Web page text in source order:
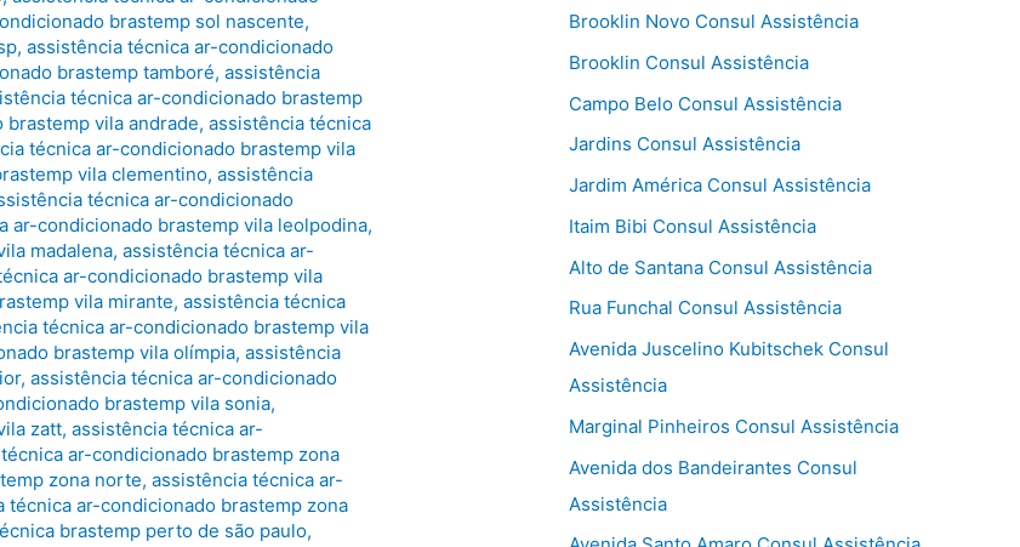
brastemp sol nascente,
,assistência técnica ar-condicionado
brastemp tamboré,assistência
técnica ar-condicionado brastemp
vila andrade,assistência técnica
técnica ar-condicionado brastemp vila
vila clementino,assistência
técnica ar-condicionado
ar-condicionado brastemp vila leolpodina,
madalena,assistência técnica ar-
ar-condicionado brastemp vila
vila mirante,assistência técnica
técnica ar-condicionado brastemp vila
brastemp vila olímpia,assistência
,assistência técnica ar-condicionado
brastemp vila sonia,
zatt,assistência técnica ar-
ar-condicionado brastemp zona
zona norte,assistência técnica ar-
técnica ar-condicionado brastemp zona
brastemp perto de são paulo,
Brooklin Novo Consul Assistência
Brooklin Consul Assistência
Campo Belo Consul Assistência
Jardins Consul Assistência
Jardim América Consul Assistência
Itaim Bibi Consul Assistência
Alto de Santana Consul Assistência
Rua Funchal Consul Assistência
Avenida Juscelino Kubitschek Consul
Assistência
Marginal Pinheiros Consul Assistência
Avenida dos Bandeirantes Consul
Assistência